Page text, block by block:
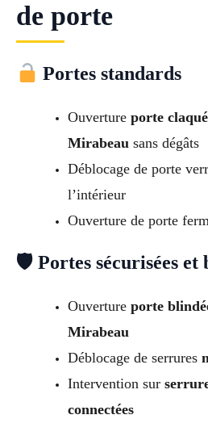
de porte
Portes standards
Ouverture porte
Mirabeausans dégâts
Déblocage de porte
l’intérieur
Ouverture de porte
🛡 Portes sécurisées et
Ouverture porte
Mirabeau
Déblocage de serrures
Intervention sur
connectées